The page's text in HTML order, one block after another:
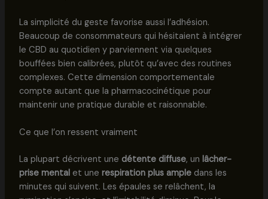
La simplicité du geste favorise aussi l’adhésion.
Beaucoup de consommateurs qui hésitaient à intégrer
le CBD au quotidien y parviennent via quelques
bouffées bien calibrées, plutôt qu’avec des routines
complexes. Cette dimension comportementale
compte autant que la pharmacocinétique pour
maintenir une pratique durable et raisonnable.
Ce que l’on ressent vraiment
La plupart décrivent une détente diffuse, un lâcher-
prise mentalet une respiration plus ampledans les
minutes qui suivent. Les épaules se relâchent, la